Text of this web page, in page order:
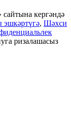
сайтына кергәндә
эшкәртүгә, Шәхси
ризалашасыз